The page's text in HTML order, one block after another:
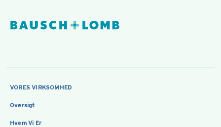
VORES VIRKSOMHED
Oversigt
Hvem Vi Er